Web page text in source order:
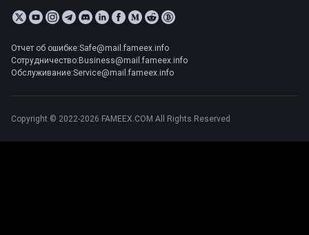
Отчет об ошибке:Safe@mail.fameex.info
Сотрудничество:Business@mail.fameex.info
Обслуживание:Service@mail.fameex.info
Copyright © 2022-2026 FAMEEX.COM All Rights Reserved